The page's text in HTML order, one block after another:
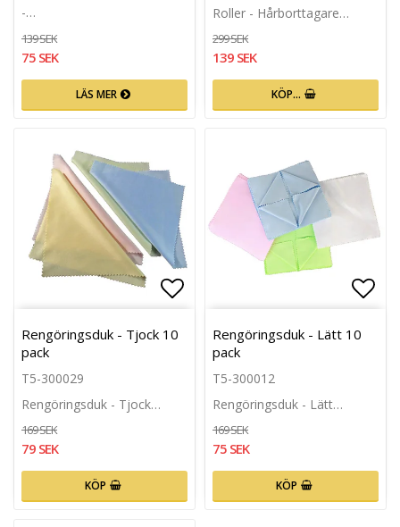
-…
139 SEK
75 SEK
LÄS MER
Roller - Hårborttagare…
299 SEK
139 SEK
KÖP…
Lägg till i favoritlistan
Rengöringsduk - Tjock 10
pack
T5-300029
Rengöringsduk - Tjock…
169 SEK
79 SEK
KÖP
Rengöringsduk - Lätt 10
pack
T5-300012
Rengöringsduk - Lätt…
169 SEK
75 SEK
KÖP